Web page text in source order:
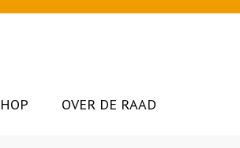
OVER DE RAAD